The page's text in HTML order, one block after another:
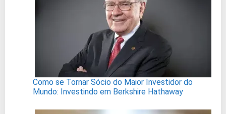
Como se Tornar Sócio do Maior Investidor do
Mundo: Investindo em Berkshire Hathaway